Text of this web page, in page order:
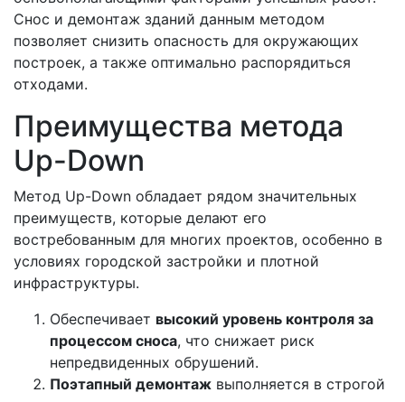
Снос и демонтаж зданий данным методом
позволяет снизить опасность для окружающих
построек, а также оптимально распорядиться
отходами.
Преимущества метода
Up-Down
Метод Up-Down обладает рядом значительных
преимуществ, которые делают его
востребованным для многих проектов, особенно в
условиях городской застройки и плотной
инфраструктуры.
Обеспечивает высокий уровень контроля за
процессом сноса, что снижает риск
непредвиденных обрушений.
Поэтапный демонтаж выполняется в строгой